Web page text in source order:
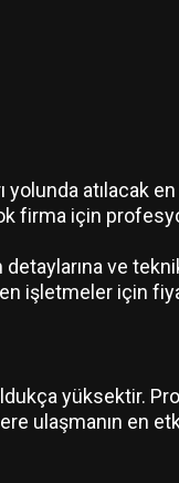
atılacak
firma için
detaylarına ve
işletmeler için
yüksektir.
ulaşmanın en